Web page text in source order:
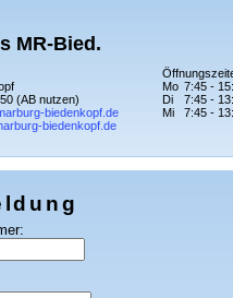
MR-Bied.
(AB nutzen)
biedenkopf.de
biedenkopf.de
Mo 7:45 -
Di
7:45 -
Mi
7:45 -